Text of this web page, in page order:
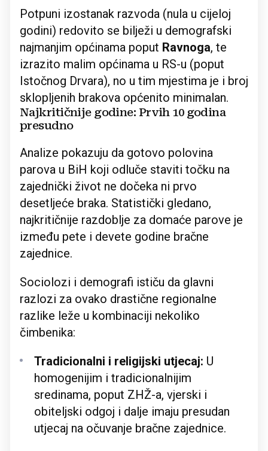
Potpuni izostanak razvoda (nula u cijeloj
godini) redovito se bilježi u demografski
najmanjim općinama poput Ravnoga, te
izrazito malim općinama u RS-u (poput
Istočnog Drvara), no u tim mjestima je i broj
sklopljenih brakova općenito minimalan.
Najkritičnije godine: Prvih 10 godina
presudno
Analize pokazuju da gotovo polovina
parova u BiH koji odluče staviti točku na
zajednički život ne dočeka ni prvo
desetljeće braka. Statistički gledano,
najkritičnije razdoblje za domaće parove je
između pete i devete godine bračne
zajednice.
Sociolozi i demografi ističu da glavni
razlozi za ovako drastične regionalne
razlike leže u kombinaciji nekoliko
čimbenika:
Tradicionalni i religijski utjecaj: U
homogenijim i tradicionalnijim
sredinama, poput ZHŽ-a, vjerski i
obiteljski odgoj i dalje imaju presudan
utjecaj na očuvanje bračne zajednice.